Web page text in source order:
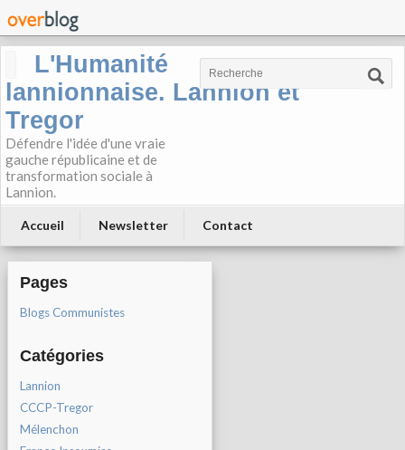
L'Humanité
lannionnaise. Lannion et
Tregor
Défendre l'idée d'une vraie
gauche républicaine et de
transformation sociale à
Lannion.
Accueil Newsletter Contact
Pages
Blogs Communistes
Catégories
Lannion
CCCP-Tregor
Mélenchon